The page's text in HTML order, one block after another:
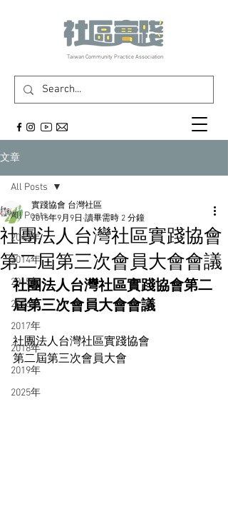
​Taiwan Community Practice Association
文章
All Posts
2013年
2014年
2015年
2016年
2017年
2018年
2019年
2025年
All Posts
社團法人台灣社區實踐協會
第二屆第三次會員大會會議
實踐協會 台灣社區
2015年9月9日 讀畢需時 2 分鐘
社團法人台灣社區實踐協會第二
屆第三次會員大會會議
社團法人台灣社區實踐協會
第二屆第三次會員大會